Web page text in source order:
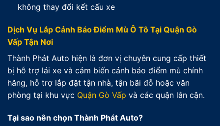
không thay đổi kết cấu xe
Dịch Vụ Lắp Cảnh Báo Điểm Mù Ô Tô Tại Quận Gò
Vấp Tận Nơi
Thành Phát Auto hiện là đơn vị chuyên cung cấp thiết
bị hỗ trợ lái xe và cảm biến cảnh báo điểm mù chính
hãng, hỗ trợ lắp đặt tận nhà, tận bãi đỗ hoặc văn
phòng tại khu vực Quận Gò Vấp và các quận lân cận.
Tại sao nên chọn Thành Phát Auto?